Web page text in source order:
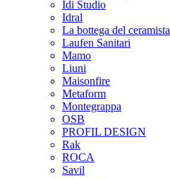
Idi Studio
Idral
La bottega del ceramista
Laufen Sanitari
Mamo
Liuni
Maisonfire
Metaform
Montegrappa
OSB
PROFIL DESIGN
Rak
ROCA
Savil